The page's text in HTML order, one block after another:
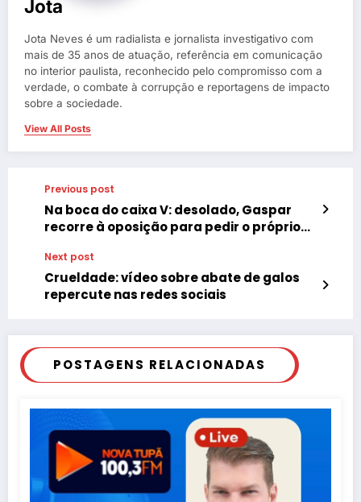
Jota
Jota Neves é um radialista e jornalista investigativo com
mais de 35 anos de atuação, referência em comunicação
no interior paulista, reconhecido pelo compromisso com a
verdade, o combate à corrupção e reportagens de impacto
sobre a sociedade.
View All Posts
Previous post
Na boca do caixa V: desolado, Gaspar
recorre à oposição para pedir o próprio
Next post
Crueldade: vídeo sobre abate de galos
repercute nas redes sociais
POSTAGENS RELACIONADAS